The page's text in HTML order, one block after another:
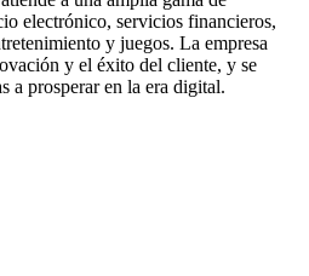
electrónico, servicios financieros,
y juegos. La empresa
y el éxito del cliente, y se
a prosperar en la era digital.